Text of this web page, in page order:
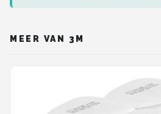
MEER VAN 3M